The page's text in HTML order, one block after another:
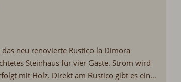
neu renovierte Rustico la Dimora
Steinhaus für vier Gäste. Strom wird
mit Holz. Direkt am Rustico gibt es einen